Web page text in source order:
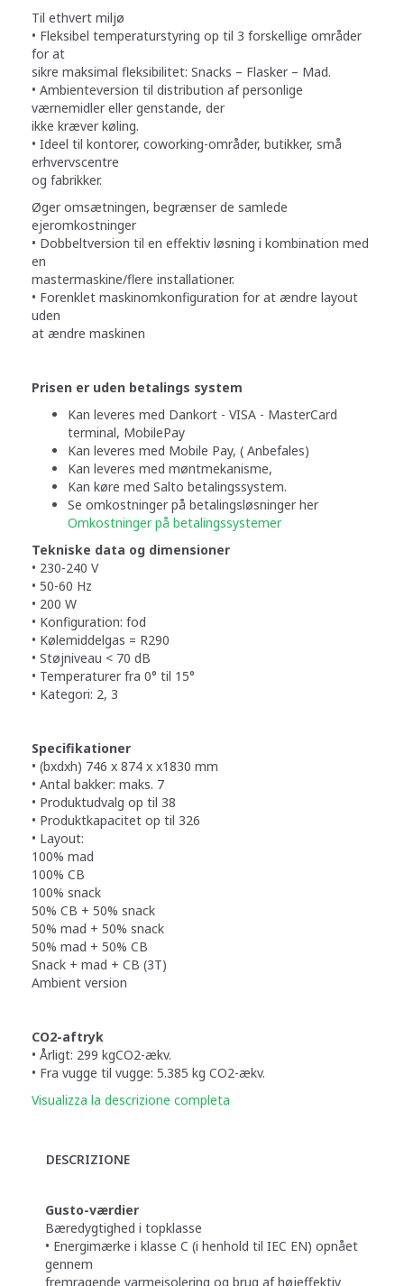
Til ethvert miljø
• Fleksibel temperaturstyring op til 3 forskellige områder
for at
sikre maksimal fleksibilitet: Snacks – Flasker – Mad.
• Ambienteversion til distribution af personlige
værnemidler eller genstande, der
ikke kræver køling.
• Ideel til kontorer, coworking-områder, butikker, små
erhvervscentre
og fabrikker.
Øger omsætningen, begrænser de samlede
ejeromkostninger
• Dobbeltversion til en effektiv løsning i kombination med
en
mastermaskine/flere installationer.
• Forenklet maskinomkonfiguration for at ændre layout
uden
at ændre maskinen
Prisen er uden betalings system
Kan leveres med Dankort - VISA - MasterCard
terminal, MobilePay
Kan leveres med Mobile Pay, ( Anbefales)
Kan leveres med møntmekanisme,
Kan køre med Salto betalingssystem.
Se omkostninger på betalingsløsninger her
Omkostninger på betalingssystemer
Tekniske data og dimensioner
• 230-240 V
• 50-60 Hz
• 200 W
• Konfiguration: fod
• Kølemiddelgas = R290
• Støjniveau < 70 dB
• Temperaturer fra 0° til 15°
• Kategori: 2, 3
Specifikationer
• (bxdxh) 746 x 874 x x1830 mm
• Antal bakker: maks. 7
• Produktudvalg op til 38
• Produktkapacitet op til 326
• Layout:
100% mad
100% CB
100% snack
50% CB + 50% snack
50% mad + 50% snack
50% mad + 50% CB
Snack + mad + CB (3T)
Ambient version
CO2-aftryk
• Årligt: ​​299 kgCO2-ækv.
• Fra vugge til vugge: 5.385 kg CO2-ækv.
Visualizza la descrizione completa
DESCRIZIONE
Gusto-værdier
Bæredygtighed i topklasse
• Energimærke i klasse C (i henhold til IEC EN) opnået
gennem
fremragende varmeisolering og brug af højeffektiv